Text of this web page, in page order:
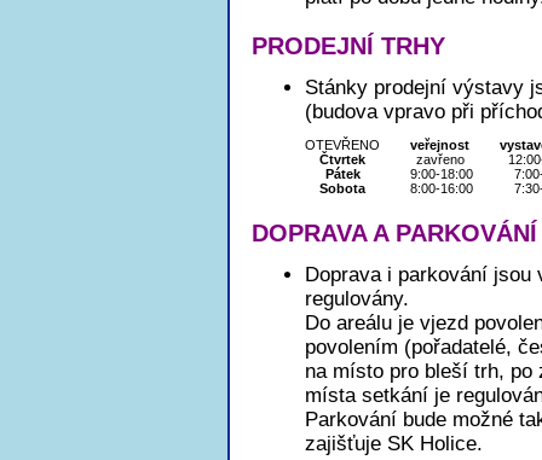
PRODEJNÍ TRHY
Stánky prodejní výstavy
(budova vpravo při
OTEVŘENO veřejnost
Čtvrtek
zavřeno
Pátek
9:00-18:00
Sobota
8:00-16:00
DOPRAVA A PARKOVÁNÍ
Doprava i parkování
regulovány.
Do areálu je vjezd
povolením (pořadatelé,
na místo pro bleší trh, po
místa setkání je
Parkování bude možné
zajišťuje SK Holice.